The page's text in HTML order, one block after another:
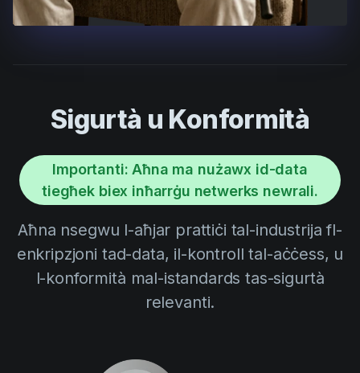
Sigurtà u Konformità
Importanti: Aħna ma nużawx id-data
tiegħek biex inħarrġu netwerks newrali.
Aħna nsegwu l-aħjar prattiċi tal-industrija fl-
enkripzjoni tad-data, il-kontroll tal-aċċess, u
l-konformità mal-istandards tas-sigurtà
relevanti.